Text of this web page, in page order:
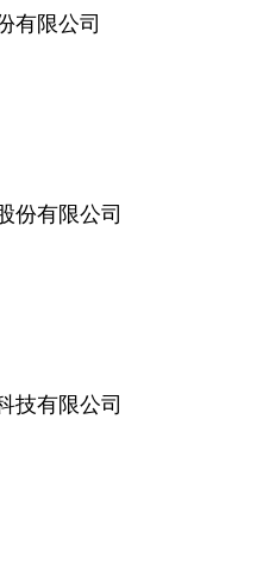
有限公司
份有限公司
技有限公司